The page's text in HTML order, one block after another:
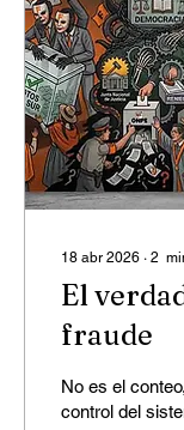
18 abr 2026 ∙ 2
El
fraude
No es el
control del